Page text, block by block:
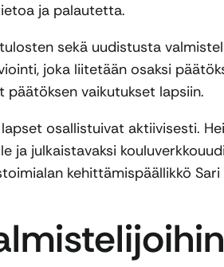
ja palautetta.
sekä uudistusta
joka liitetään osaksi
vaikutukset lapsiin.
osallistuivat aktiivisesti.
ja julkaistavaksi
kehittämispäällikkö